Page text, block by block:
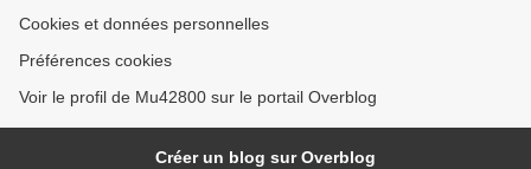
Cookies et données personnelles
Préférences cookies
Voir le profil de Mu42800 sur le portail Overblog
Créer un blog sur Overblog